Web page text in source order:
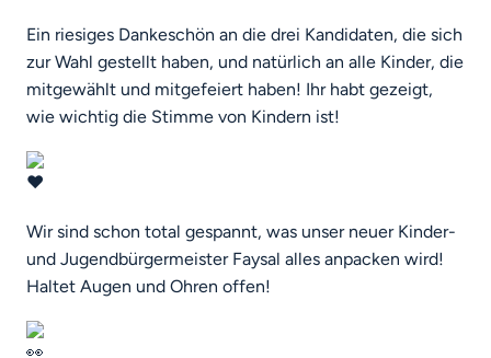
Ein riesiges Dankeschön an die drei Kandidaten, die sich
zur Wahl gestellt haben, und natürlich an alle Kinder, die
mitgewählt und mitgefeiert haben! Ihr habt gezeigt,
wie wichtig die Stimme von Kindern ist!
Wir sind schon total gespannt, was unser neuer Kinder-
und Jugendbürgermeister Faysal alles anpacken wird!
Haltet Augen und Ohren offen!